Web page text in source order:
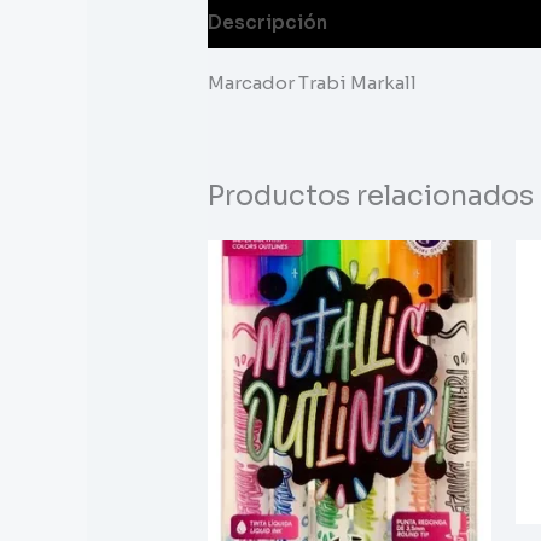
Descripción
Marcador Trabi Markall
Productos relacionados